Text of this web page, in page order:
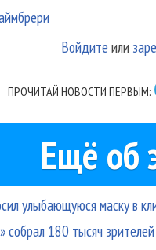
Войдите или
ПРОЧИТАЙ НОВОСТИ ПЕРВЫМ:
Ещё об
улыбающуюся маску в
собрал 180 тысяч